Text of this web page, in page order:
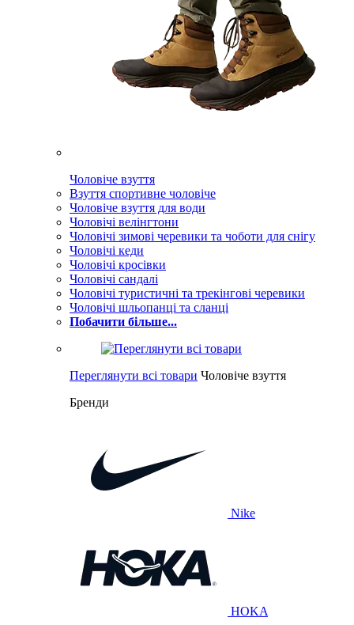
Чоловіче взуття
Взуття спортивне чоловіче
Чоловіче взуття для води
Чоловічі велінгтони
Чоловічі зимові черевики та чоботи для снігу
Чоловічі кеди
Чоловічі кросівки
Чоловічі сандалі
Чоловічі туристичні та трекінгові черевики
Чоловічі шльопанці та сланці
Побачити більше...
Переглянути всі товари Чоловіче взуття
Бренди
Nike
HOKA